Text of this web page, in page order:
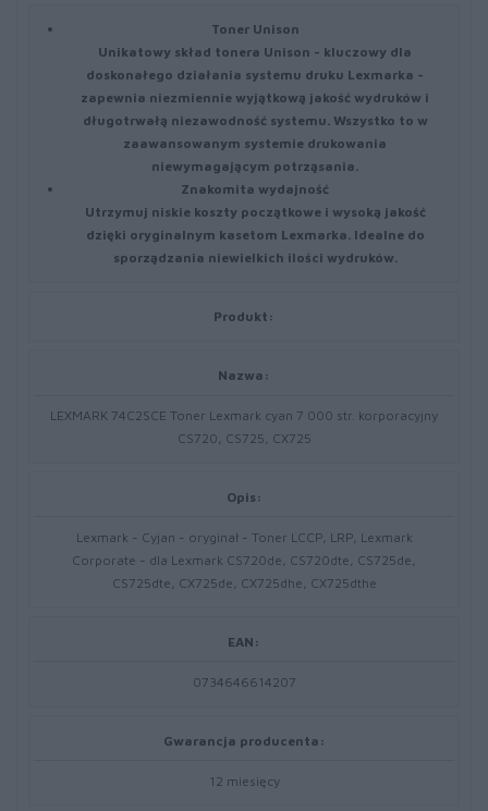
Toner Unison
Unikatowy skład tonera Unison - kluczowy dla
doskonałego działania systemu druku Lexmarka -
zapewnia niezmiennie wyjątkową jakość wydruków i
długotrwałą niezawodność systemu. Wszystko to w
zaawansowanym systemie drukowania
niewymagającym potrząsania.
Znakomita wydajność
Utrzymuj niskie koszty początkowe i wysoką jakość
dzięki oryginalnym kasetom Lexmarka. Idealne do
sporządzania niewielkich ilości wydruków.
Produkt:
Nazwa:
LEXMARK 74C2SCE Toner Lexmark cyan 7 000 str. korporacyjny
CS720, CS725, CX725
Opis:
Lexmark - Cyjan - oryginał - Toner LCCP, LRP, Lexmark
Corporate - dla Lexmark CS720de, CS720dte, CS725de,
CS725dte, CX725de, CX725dhe, CX725dthe
EAN:
0734646614207
Gwarancja producenta:
12 miesięcy